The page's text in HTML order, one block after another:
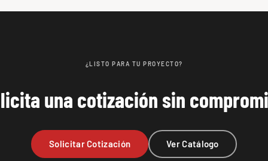
¿LISTO PARA TU PROYECTO?
una cotización sin
Solicitar Cotización Ver Catálogo